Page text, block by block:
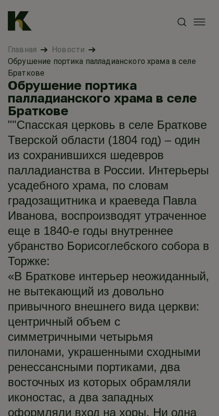
Главная
Новости
Обрушение портика палладианского храма в селе
Браткове
Обрушение портика
палладианского храма в селе
Браткове
""Спасская церковь в селе Браткове
Тверской области (1804 год) – один
из сохранившихся шедевров
палладианства в России. Интерьеры
усадебного храма, по словам
градозащитника и краеведа Павла
Иванова, воспроизводят утраченное
еще в 1840-е годы внутреннее
убранство Борисоглебского собора в
Торжке:
«В Браткове интерьер неожиданный,
не вытекающий из довольно
привычного внешнего вида церкви:
центричный объем с
симметричными четырьмя
пилонами, украшенными сходными
ренессансными портиками, два
восточных из которых обрамляли
иконостас, а два западных
оформляли вход на хоры. Ни одна